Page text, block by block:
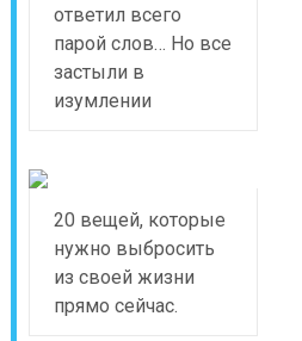
ответил всего
парой слов… Но все
застыли в
изумлении
20 вещей, которые
нужно выбросить
из своей жизни
прямо сейчас.